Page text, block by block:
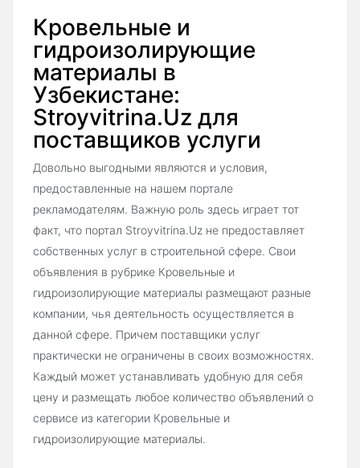
Кровельные и
гидроизолирующие
материалы в
Узбекистане:
Stroyvitrina.Uz для
поставщиков услуги
Довольно выгодными являются и условия,
предоставленные на нашем портале
рекламодателям. Важную роль здесь играет тот
факт, что портал Stroyvitrina.Uz не предоставляет
собственных услуг в строительной сфере. Свои
объявления в рубрике Кровельные и
гидроизолирующие материалы размещают разные
компании, чья деятельность осуществляется в
данной сфере. Причем поставщики услуг
практически не ограничены в своих возможностях.
Каждый может устанавливать удобную для себя
цену и размещать любое количество объявлений о
сервисе из категории Кровельные и
гидроизолирующие материалы.